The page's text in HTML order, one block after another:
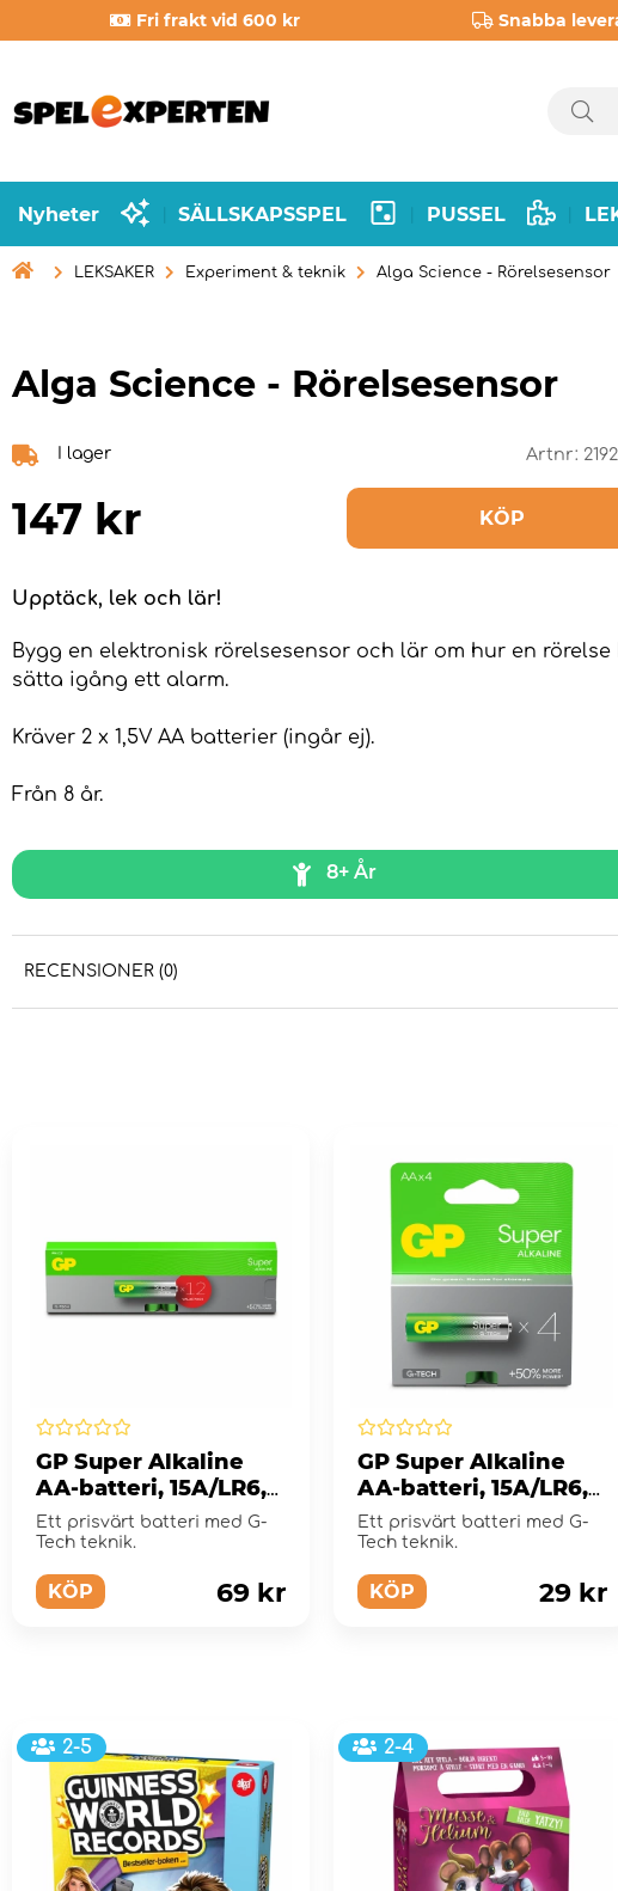
Fri frakt vid 600 kr Snabba
Nyheter SÄLLSKAPSSPEL PUSSEL
 LEKSAKER Experiment & teknik Alga Science - Rörelsesensor
Alga Science - Rörelsesensor
I lager Artnr:
147 kr KÖP
Upptäck, lek och lär!
Bygg en elektronisk rörelsesensor och lär om hur en rörelse
sätta igång ett alarm.
Kräver 2 x 1,5V AA batterier (ingår ej).
Från 8 år.
8+ År
RECENSIONER (0)
GP Super Alkaline
AA-batteri, 15A/LR6,
12-pack
Ett prisvärt batteri med G-
Tech teknik.
KÖP 69 kr
GP Super Alkaline
AA-batteri, 15A/LR6,
4-pack
Ett prisvärt batteri med G-
Tech teknik.
KÖP 29 kr
2-5 2-4